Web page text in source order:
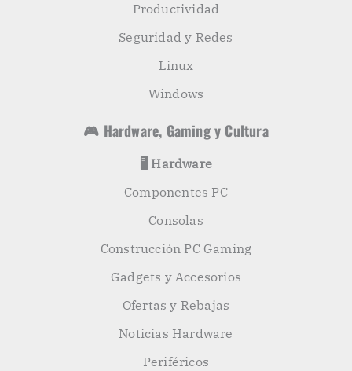
Productividad
Seguridad y Redes
Linux
Windows
🎮 Hardware, Gaming y Cultura
🖥️ Hardware
Componentes PC
Consolas
Construcción PC Gaming
Gadgets y Accesorios
Ofertas y Rebajas
Noticias Hardware
Periféricos